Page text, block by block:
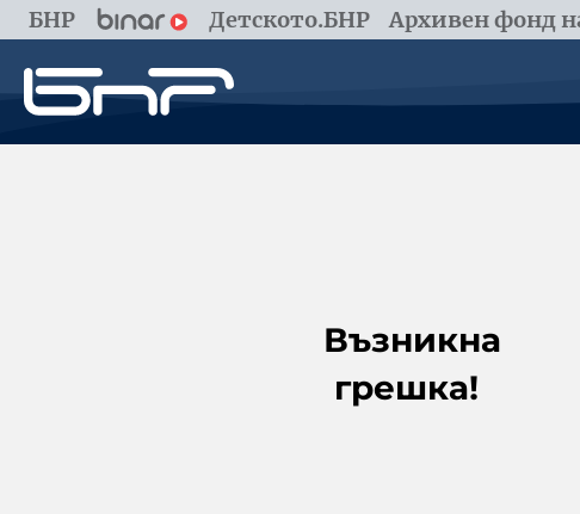
БНР Детското.БНР Архивен фонд
Възникна
грешка!